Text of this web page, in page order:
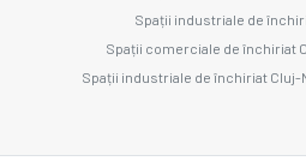
Spații industriale de
Spații comerciale de închiriat
Spații industriale de închiriat Cluj-